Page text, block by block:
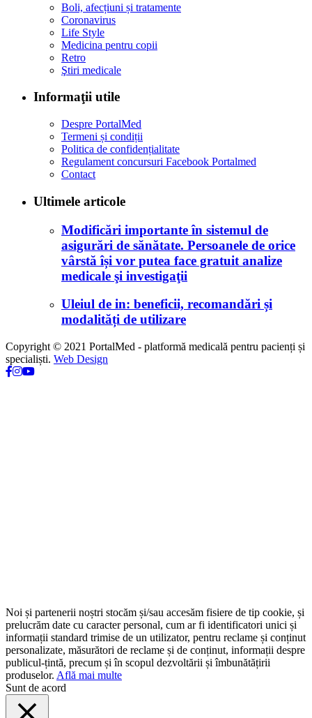
Boli, afecțiuni și tratamente
Coronavirus
Life Style
Medicina pentru copii
Retro
Ştiri medicale
Informaţii utile
Despre PortalMed
Termeni și condiții
Politica de confidențialitate
Regulament concursuri Facebook Portalmed
Contact
Ultimele articole
Modificări importante în sistemul de
asigurări de sănătate. Persoanele de orice
vârstă își vor putea face gratuit analize
medicale şi investigaţii
Uleiul de in: beneficii, recomandări și
modalități de utilizare
Copyright © 2021 PortalMed - platformă medicală pentru pacienți și
specialiști. Web Design
Noi și partenerii noștri stocăm și/sau accesăm fisiere de tip cookie, și
prelucrăm date cu caracter personal, cum ar fi identificatori unici și
informații standard trimise de un utilizator, pentru reclame și conținut
personalizate, măsurători de reclame și de conținut, informații despre
publicul-țintă, precum și în scopul dezvoltării și îmbunătățirii
produselor. Află mai multe
Sunt de acord